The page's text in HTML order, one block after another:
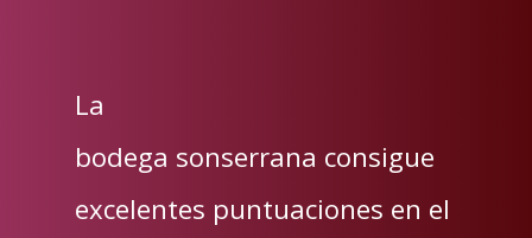
La
bodega sonserrana consigue
excelentes puntuaciones en el